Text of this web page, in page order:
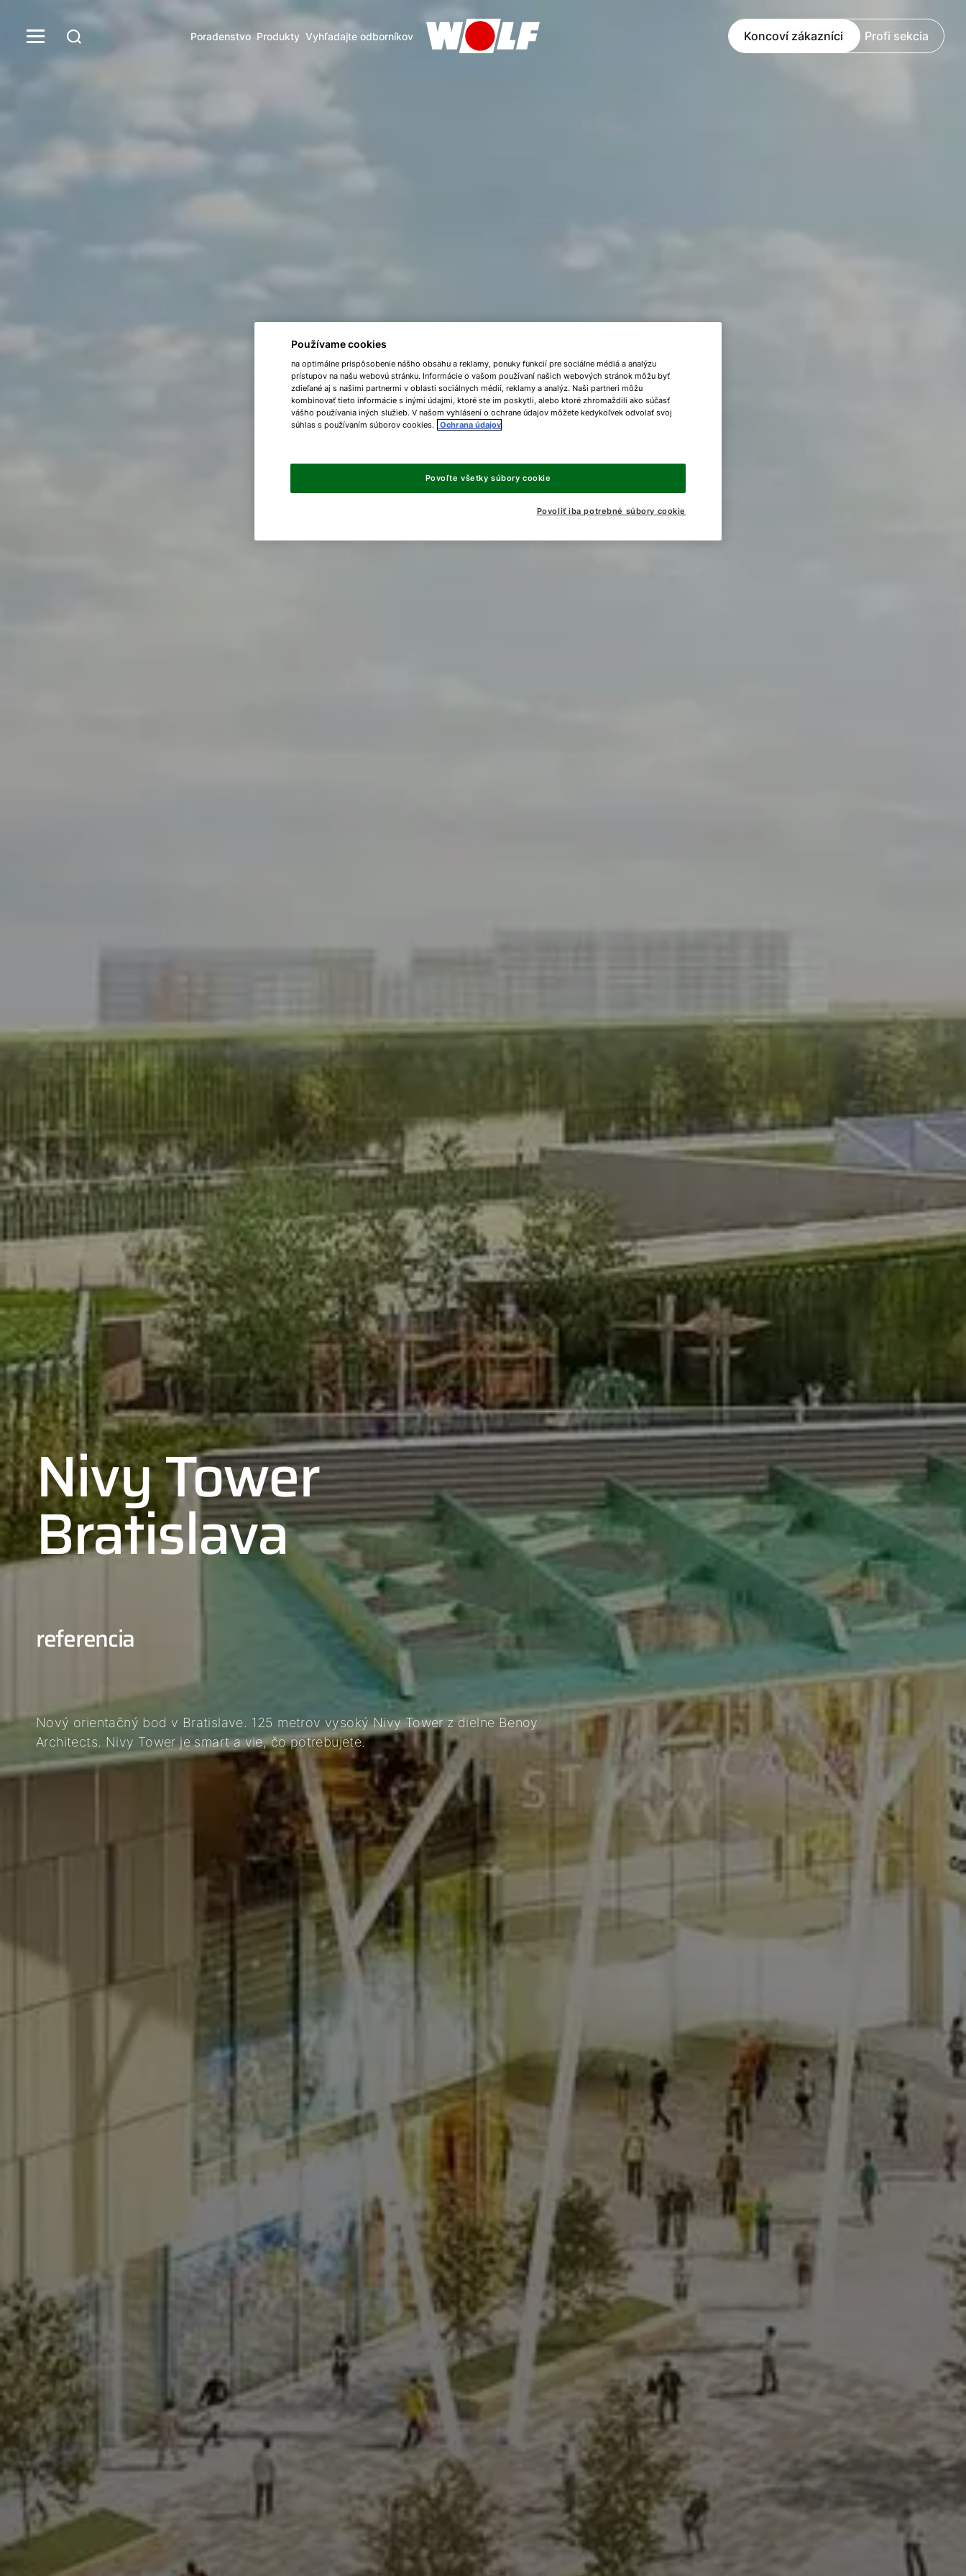
Poradenstvo Produkty Vyhľadajte odborníkov Koncoví zákazníci Profi sekcia
Nivy Tower
Bratislava
referencia
Nový orientačný bod v Bratislave. 125 metrov vysoký Nivy Tower z dielne Benoy
Architects. Nivy Tower je smart a vie, čo potrebujete.
Používame cookies
na optimálne prispôsobenie nášho obsahu a reklamy, ponuky funkcií pre sociálne médiá a analýzu
prístupov na našu webovú stránku. Informácie o vašom používaní našich webových stránok môžu byť
zdieľané aj s našimi partnermi v oblasti sociálnych médií, reklamy a analýz. Naši partneri môžu
kombinovať tieto informácie s inými údajmi, ktoré ste im poskytli, alebo ktoré zhromaždili ako súčasť
vášho používania iných služieb. V našom vyhlásení o ochrane údajov môžete kedykoľvek odvolať svoj
súhlas s používaním súborov cookies. Ochrana údajov
Povoliť iba potrebné súbory cookie
Povoľte všetky súbory cookie